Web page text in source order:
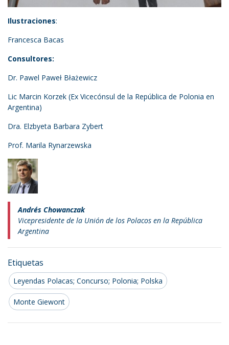
Ilustraciones:
Francesca Bacas
Consultores:
Dr. Pawel Paweł Błażewicz
Lic Marcin Korzek (Ex Vicecónsul de la República de Polonia en
Argentina)
Dra. Elzbyeta Barbara Zybert
Prof. Marila Rynarzewska
Andrés Chowanczak
Vicepresidente de la Unión de los Polacos en la República
Argentina
Etiquetas
Leyendas Polacas; Concurso; Polonia; Polska
Monte Giewont